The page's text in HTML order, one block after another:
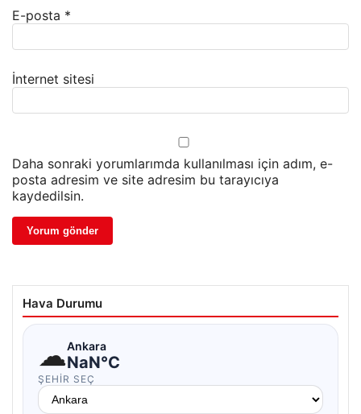
E-posta *
İnternet sitesi
Daha sonraki yorumlarımda kullanılması için adım, e-
posta adresim ve site adresim bu tarayıcıya
kaydedilsin.
Hava Durumu
☁Ankara
NaN°C
ŞEHIR SEÇ